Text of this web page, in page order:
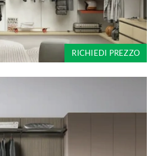
RICHIEDI PREZZO